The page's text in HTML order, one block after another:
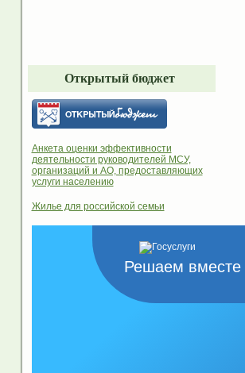
Открытый бюджет
Анкета оценки эффективности
деятельности руководителей МСУ,
организаций и АО, предоставляющих
услуги населению
Жилье для российской семьи
Решаем вместе